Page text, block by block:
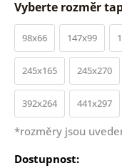
Vyberte rozměr
98x66 147x99
245x165 245x270
392x264 441x297
*rozměry jsou
Dostupnost: